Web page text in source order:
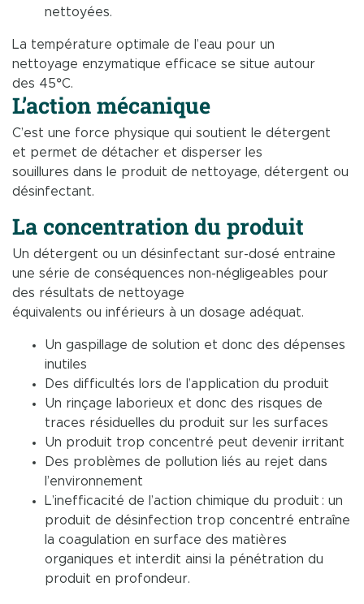
nettoyées.
La température optimale de l’eau pour un
nettoyage enzymatique efficace se situe autour
des 45°C.
L’action mécanique
C’est une force physique qui soutient le détergent
et permet de détacher et disperser les
souillures dans le produit de nettoyage, détergent ou
désinfectant.
La concentration du produit
Un détergent ou un désinfectant sur-dosé entraine
une série de conséquences non-négligeables pour
des résultats de nettoyage
équivalents ou inférieurs à un dosage adéquat.
Un gaspillage de solution et donc des dépenses
inutiles
Des difficultés lors de l’application du produit
Un rinçage laborieux et donc des risques de
traces résiduelles du produit sur les surfaces
Un produit trop concentré peut devenir irritant
Des problèmes de pollution liés au rejet dans
l’environnement
L’inefficacité de l’action chimique du produit : un
produit de désinfection trop concentré entraîne
la coagulation en surface des matières
organiques et interdit ainsi la pénétration du
produit en profondeur.